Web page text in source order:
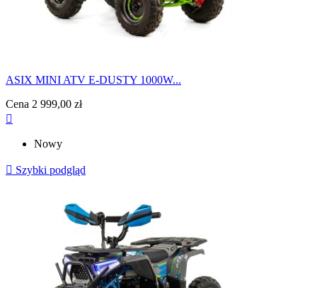
ASIX MINI ATV E-DUSTY 1000W...
Cena 2 999,00 zł

Nowy
 Szybki podgląd